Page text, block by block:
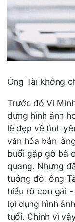
Ông Tài không
Trước đó Vi
dựng hình ảnh
lẽ đẹp về tình
văn hóa bản
buổi gặp gỡ bà
quang. Nhưng
tưởng đó, ông
hiểu rõ con gái
lợi dụng hình
tuổi. Chính vì